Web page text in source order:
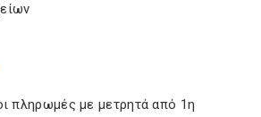
πληρωμές με μετρητά από 1η